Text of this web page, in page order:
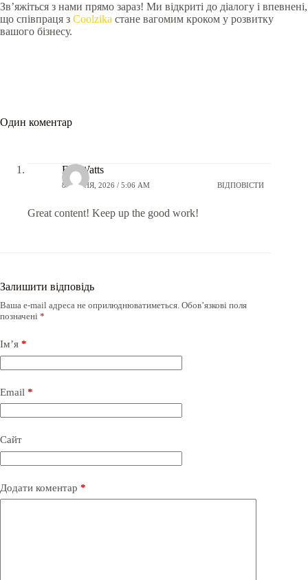
Зв’яжіться з нами прямо зараз! Ми відкриті до діалогу і впевнені,
що співпраця з Coolzika стане вагомим кроком у розвитку
вашого бізнесу.
Один коментар
ExoWatts
8 ЛИПНЯ, 2026 / 5:06 AM ВІДПОВІСТИ
Great content! Keep up the good work!
Залишити відповідь
Ваша e-mail адреса не оприлюднюватиметься. Обов’язкові поля
позначені *
Ім’я *
Email *
Сайт
Додати коментар *